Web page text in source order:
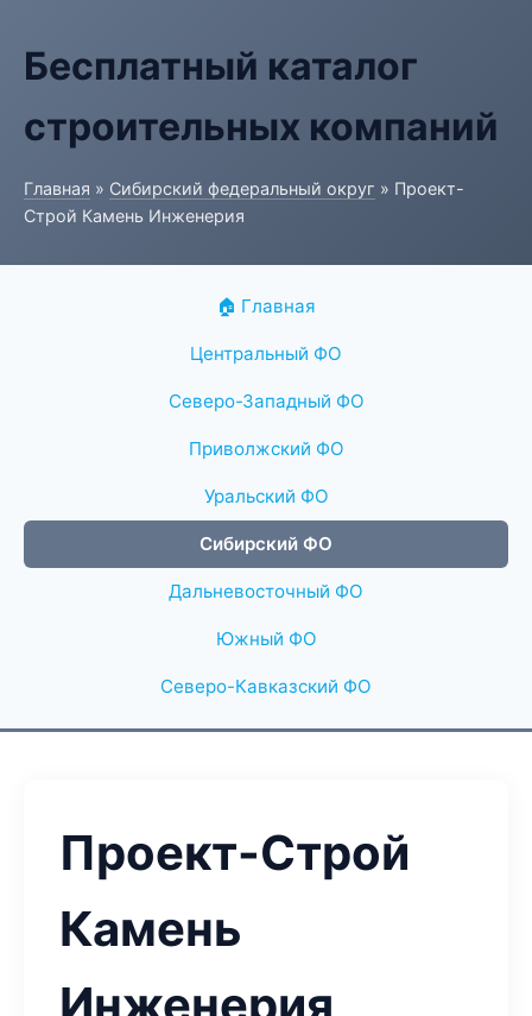
Бесплатный каталог
строительных компаний
Главная » Сибирский федеральный округ » Проект-
Строй Камень Инженерия
🏠 Главная
Центральный ФО
Северо-Западный ФО
Приволжский ФО
Уральский ФО
Сибирский ФО
Дальневосточный ФО
Южный ФО
Северо-Кавказский ФО
Проект-Строй
Камень